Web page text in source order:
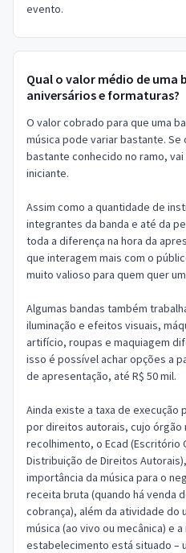
evento.
Qual o valor médio de uma
aniversários e formaturas?
O valor cobrado para que uma
música pode variar bastante.
bastante conhecido no ramo,
iniciante.
Assim como a quantidade de
integrantes da banda e até da
toda a diferença na hora da
que interagem mais com o
muito valioso para quem quer
Algumas bandas também
iluminação e efeitos visuais,
artifício, roupas e maquiagem
isso é possível achar opções a
de apresentação, até R$ 50 mil.
Ainda existe a taxa de
por direitos autorais, cujo órgão
recolhimento, o Ecad (Escritório
Distribuição de Direitos
importância da música para o
receita bruta (quando há venda
cobrança), além da atividade do
música (ao vivo ou mecânica) e
estabelecimento está situado –